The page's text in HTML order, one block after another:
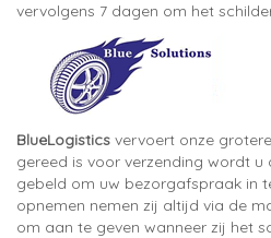
vervolgens 7 dagen om het
BlueLogistics vervoert onze
gereed is voor verzending wordt u
gebeld om uw bezorgafspraak in
opnemen nemen zij altijd via de
om aan te geven wanneer zij het